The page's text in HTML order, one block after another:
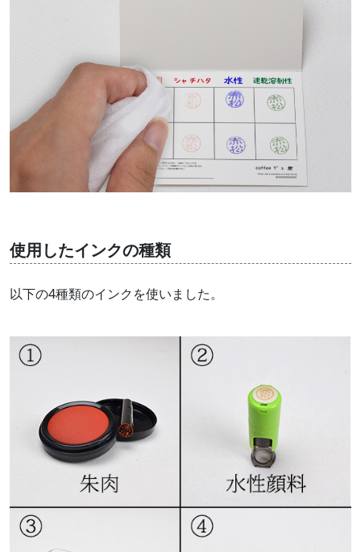
使用したインクの種類
以下の4種類のインクを使いました。